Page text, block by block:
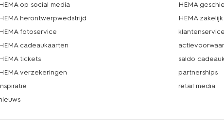
HEMA op social media
HEMA herontwerpwedstrijd
HEMA fotoservice
HEMA cadeaukaarten
HEMA tickets
HEMA verzekeringen
HEMA
HEMA zakelijk
klantenservice
saldo
partnerships
retail media